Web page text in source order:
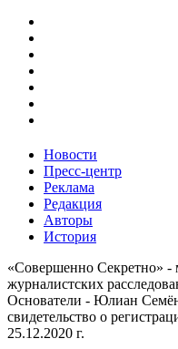
Новости
Пресс-центр
Реклама
Редакция
Авторы
История
«Совершенно Секретно» -
журналистских
Основатели - Юлиан
свидетельство о
25.12.2020 г.